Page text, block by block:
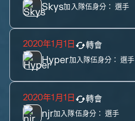
Skys加入隊伍身分： 選手
2020年1月1日 轉會
Hyper加入隊伍身分： 選手
2020年1月1日 轉會
njr加入隊伍身分： 選手